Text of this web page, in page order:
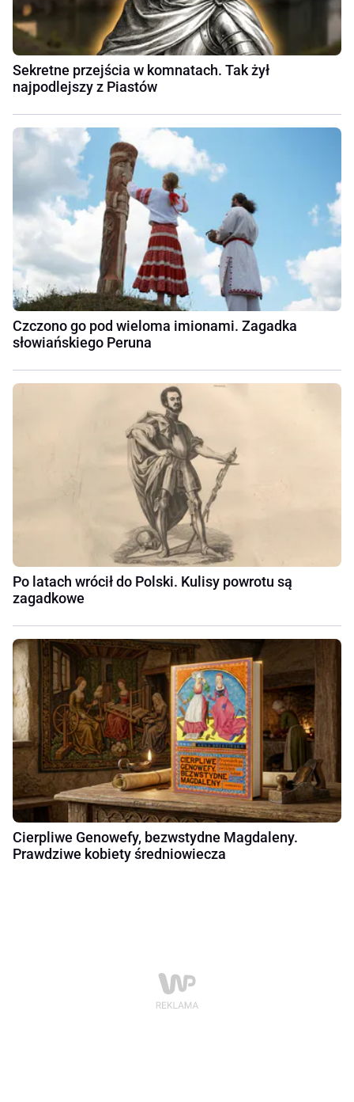
Sekretne przejścia w komnatach. Tak żył
najpodlejszy z Piastów
Czczono go pod wieloma imionami. Zagadka
słowiańskiego Peruna
Po latach wrócił do Polski. Kulisy powrotu są
zagadkowe
Cierpliwe Genowefy, bezwstydne Magdaleny.
Prawdziwe kobiety średniowiecza